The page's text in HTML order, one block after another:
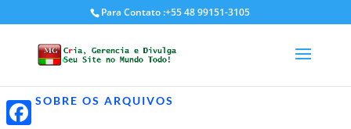
Para Contato :+55 48 99151-3105
SOBRE OS ARQUIVOS